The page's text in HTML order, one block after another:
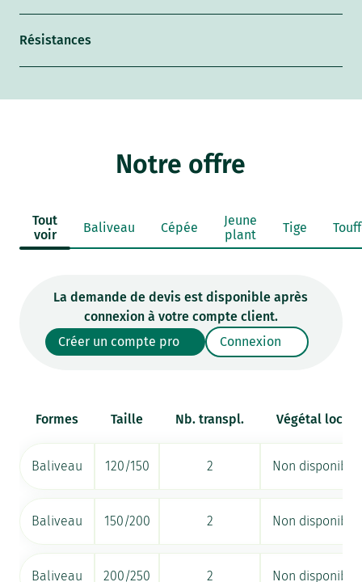
Résistances
Notre offre
Tout
voir
Baliveau Cépée
Jeune
plant
Tige
La demande de devis est disponible après
connexion à votre compte client.
Créer un compte pro
Connexion
Formes Taille Nb. transpl. Végétal local
Baliveau 120/150 2 Non disponible
Baliveau 150/200 2 Non disponible
Baliveau 200/250 2 Non disponible